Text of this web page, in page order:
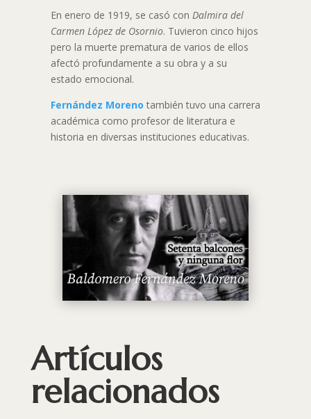
En enero de 1919, se casó con Dalmira del
Carmen López de Osornio. Tuvieron cinco hijos
pero la muerte prematura de varios de ellos
afectó profundamente a su obra y a su
estado emocional.
Fernández Moreno también tuvo una carrera
académica como profesor de literatura e
historia en diversas instituciones educativas.
Artículos
relacionados